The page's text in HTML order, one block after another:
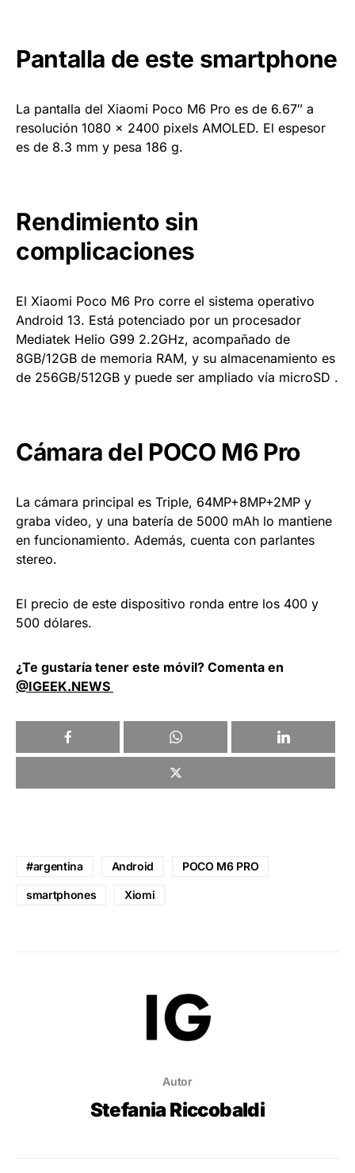
Pantalla de este smartphone
La pantalla del Xiaomi Poco M6 Pro es de 6.67″ a
resolución 1080 x 2400 pixels AMOLED. El espesor
es de 8.3 mm y pesa 186 g.
Rendimiento sin
complicaciones
El Xiaomi Poco M6 Pro corre el sistema operativo
Android 13. Está potenciado por un procesador
Mediatek Helio G99 2.2GHz, acompañado de
8GB/12GB de memoria RAM, y su almacenamiento es
de 256GB/512GB y puede ser ampliado vía microSD .
Cámara del POCO M6 Pro
La cámara principal es Triple, 64MP+8MP+2MP y
graba video, y una batería de 5000 mAh lo mantiene
en funcionamiento. Además, cuenta con parlantes
stereo.
El precio de este dispositivo ronda entre los 400 y
500 dólares.
¿Te gustaría tener este móvil? Comenta en
@IGEEK.NEWS
#argentina Android POCO M6 PRO
smartphones Xiomi
Autor
Stefania Riccobaldi